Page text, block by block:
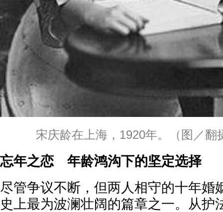
宋庆龄在上海，1920年。（图／翻
忘年之恋 年龄鸿沟下的坚定选择
尽管争议不断，但两人相守的十年婚
史上最为波澜壮阔的篇章之一。从护